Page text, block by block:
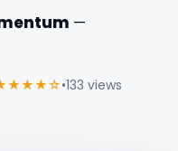
—
•133 views